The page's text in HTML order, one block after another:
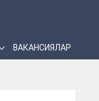
ВАКАНСИЯЛАР